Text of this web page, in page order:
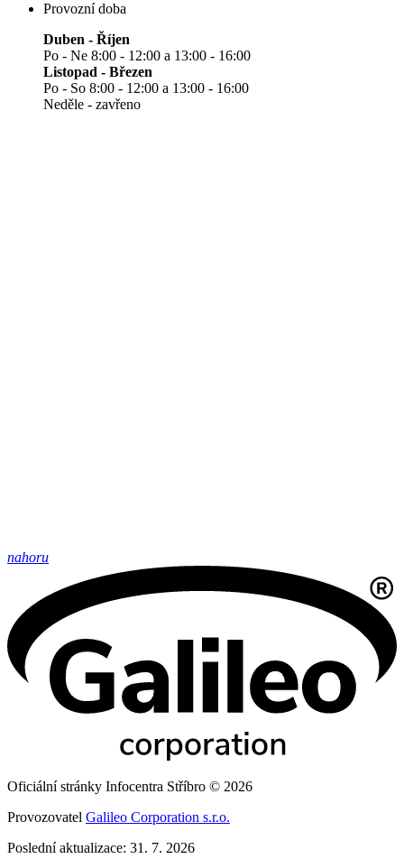
Provozní doba
Duben - Říjen
Po - Ne 8:00 - 12:00 a 13:00 - 16:00
Listopad - Březen
Po - So 8:00 - 12:00 a 13:00 - 16:00
Neděle - zavřeno
nahoru
Oficiální stránky Infocentra Stříbro © 2026
Provozovatel Galileo Corporation s.r.o.
Poslední aktualizace: 31. 7. 2026